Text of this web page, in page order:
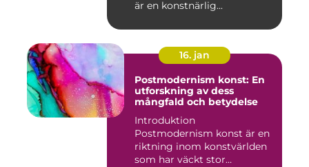
är en konstnärlig...
16. jan
Postmodernism konst: En
utforskning av dess
mångfald och betydelse
Introduktion
Postmodernism konst är en
riktning inom konstvärlden
som har väckt stor